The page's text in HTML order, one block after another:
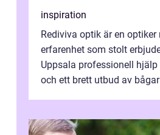
inspiration
Rediviva optik är en optiker
erfarenhet som stolt
Uppsala professionell
och ett brett utbud av